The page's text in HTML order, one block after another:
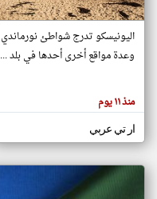
هنا عن
وجهة
كاتبيها.
اليونيسكو تدرج شواطئ نورماندي
وعدة مواقع أخرى أحدها في بلد ...
منذ ١١ يوم
ار تي عربي